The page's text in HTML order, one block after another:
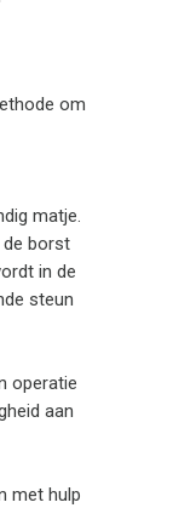
om
matje.
de borst
in de
steun
operatie
aan
met hulp